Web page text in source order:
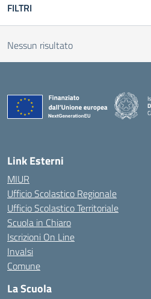
FILTRI
Nessun risultato
Link Esterni
MIUR
Ufficio Scolastico Regionale
Ufficio Scolastico Territoriale
Scuola in Chiaro
Iscrizioni On Line
Invalsi
Comune
La Scuola